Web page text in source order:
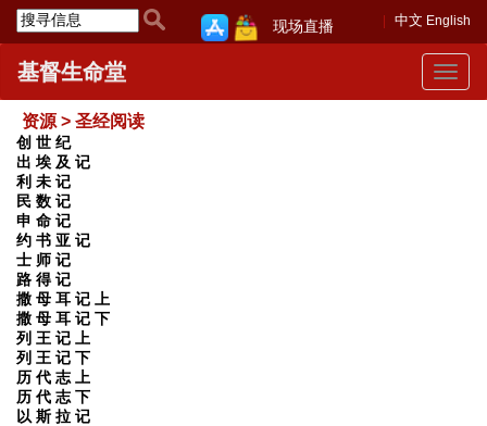
中文 English
现场直播
Toggle
基督生命堂
资源 > 圣经阅读
创 世 纪
出 埃 及 记
利 未 记
民 数 记
申 命 记
约 书 亚 记
士 师 记
路 得 记
撒 母 耳 记 上
撒 母 耳 记 下
列 王 记 上
列 王 记 下
历 代 志 上
历 代 志 下
以 斯 拉 记